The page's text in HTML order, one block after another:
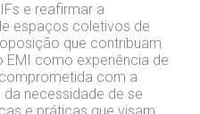
e reafirmar a
espaços coletivos de
que contribuam
como experiência de
com a
necessidade de se